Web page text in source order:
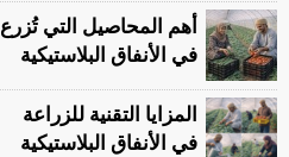
أهم المحاصيل التي تُزرع
في الأنفاق البلاستيكية
المزايا التقنية للزراعة
في الأنفاق البلاستيكية